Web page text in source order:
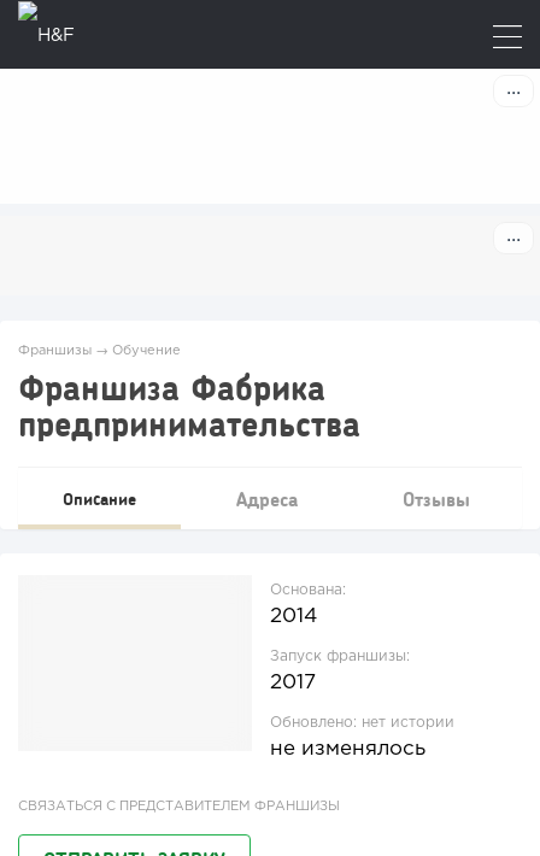
Франшизы → Обучение
Франшиза Фабрика
предпринимательства
Описание Адреса Отзывы
Основана:
2014
Запуск франшизы:
2017
Обновлено: нет истории
не изменялось
СВЯЗАТЬСЯ С ПРЕДСТАВИТЕЛЕМ ФРАНШИЗЫ